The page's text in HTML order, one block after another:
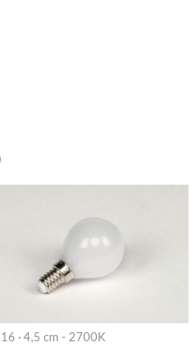
· 4,5 cm - 2700K